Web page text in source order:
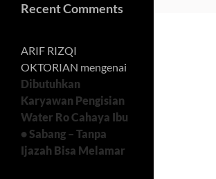
Recent Comments
ARIF RIZQI
OKTORIAN mengenai
Dibutuhkan
Karyawan Pengisian
Water Ro Cahaya Ibu
• Sabang – Tanpa
Ijazah Bisa Melamar